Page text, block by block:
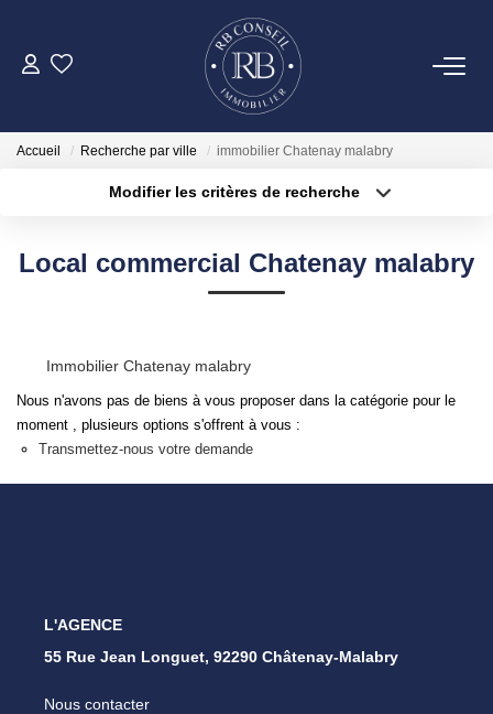
ACHETER
NOTRE AGENCE
CONTACT
Accueil Recherche par ville immobilier Chatenay malabry
Modifier les critères de recherche
Type de bien
Créer une alerte
Local commercial Chatenay malabry
Immobilier Chatenay malabry
Nous n'avons pas de biens à vous proposer dans la catégorie pour le
moment , plusieurs options s'offrent à vous :
Transmettez-nous votre demande
L'AGENCE
55 Rue Jean Longuet, 92290 Châtenay-Malabry
Nous contacter